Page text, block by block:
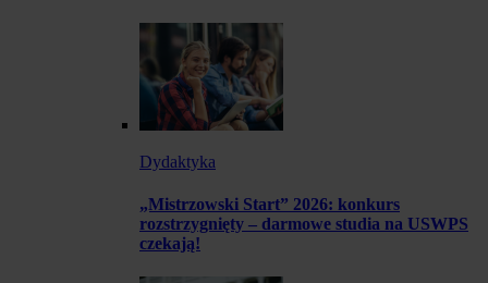
Dydaktyka
„Mistrzowski Start” 2026: konkurs
rozstrzygnięty – darmowe studia na USWPS
czekają!